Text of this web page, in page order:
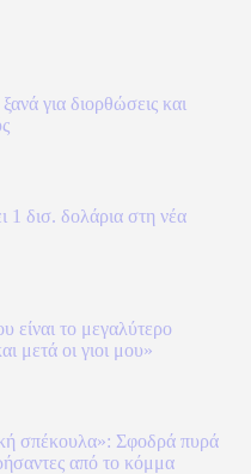
για διορθώσεις και
δισ. δολάρια στη νέα
είναι το μεγαλύτερο
μετά οι γιοι μου»
σπέκουλα»: Σφοδρά πυρά
από το κόμμα